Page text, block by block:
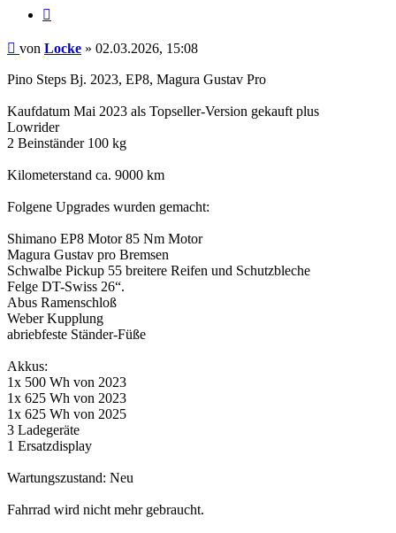
Beitrag
von Locke » 02.03.2026, 15:08
Pino Steps Bj. 2023, EP8, Magura Gustav Pro
Kaufdatum Mai 2023 als Topseller-Version gekauft plus
Lowrider
2 Beinständer 100 kg
Kilometerstand ca. 9000 km
Folgene Upgrades wurden gemacht:
Shimano EP8 Motor 85 Nm Motor
Magura Gustav pro Bremsen
Schwalbe Pickup 55 breitere Reifen und Schutzbleche
Felge DT-Swiss 26“.
Abus Ramenschloß
Weber Kupplung
abriebfeste Ständer-Füße
Akkus:
1x 500 Wh von 2023
1x 625 Wh von 2023
1x 625 Wh von 2025
3 Ladegeräte
1 Ersatzdisplay
Wartungszustand: Neu
Fahrrad wird nicht mehr gebraucht.